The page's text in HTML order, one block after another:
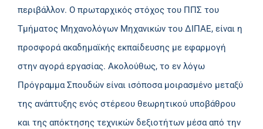
περιβάλλον. Ο πρωταρχικός στόχος του ΠΠΣ του
Τμήματος Μηχανολόγων Μηχανικών του ΔΙΠΑΕ, είναι η
προσφορά ακαδημαϊκής εκπαίδευσης με εφαρμογή
στην αγορά εργασίας. Ακολούθως, το εν λόγω
Πρόγραμμα Σπουδών είναι ισόποσα μοιρασμένο μεταξύ
της ανάπτυξης ενός στέρεου θεωρητικού υποβάθρου
και της απόκτησης τεχνικών δεξιοτήτων μέσα από την